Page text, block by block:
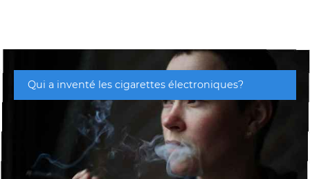
Qui a inventé les cigarettes électroniques?